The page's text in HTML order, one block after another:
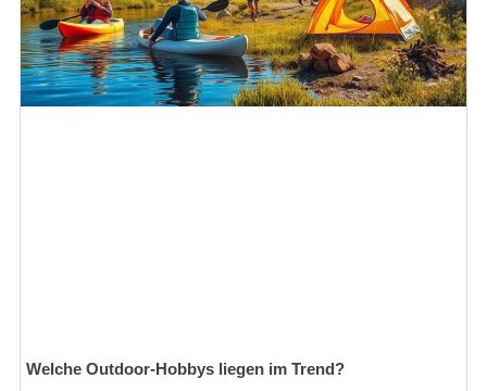
Welche Outdoor-Hobbys liegen im Trend?